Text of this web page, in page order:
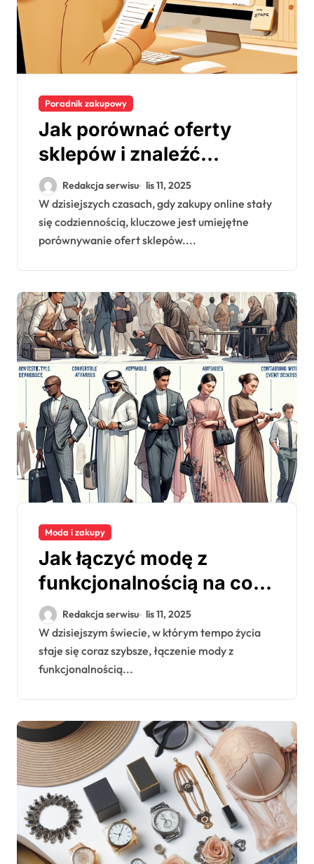
Poradnik zakupowy
Jak porównać oferty
sklepów i znaleźć
najlepszą cenę
Redakcja serwisu lis 11, 2025
W dzisiejszych czasach, gdy zakupy online stały
się codziennością, kluczowe jest umiejętne
porównywanie ofert sklepów....
Moda i zakupy
Jak łączyć modę z
funkcjonalnością na co
dzieńRedakcja serwisu lis 11, 2025
W dzisiejszym świecie, w którym tempo życia
staje się coraz szybsze, łączenie mody z
funkcjonalnością...